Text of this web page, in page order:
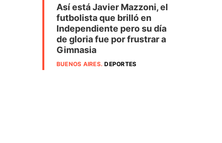
Así está Javier Mazzoni, el
futbolista que brilló en
Independiente pero su día
de gloria fue por frustrar a
Gimnasia
BUENOS AIRES.DEPORTES